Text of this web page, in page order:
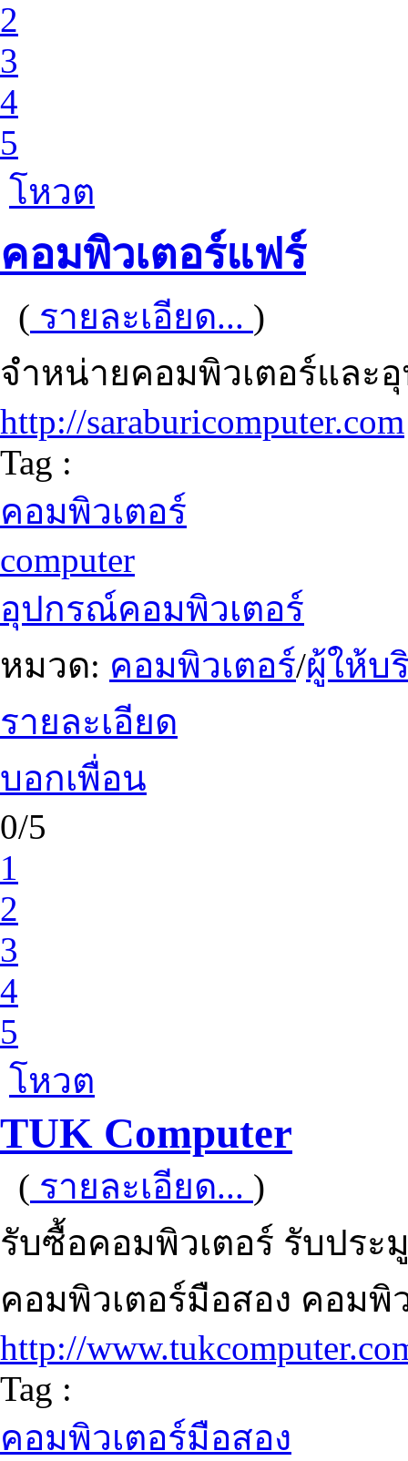
2
3
4
5
โหวต
คอมพิวเตอร์แฟร์
( รายละเอียด... )
จำหน่ายคอมพิวเตอร์และ
http://saraburicomputer.com
Tag :
คอมพิวเตอร์
computer
อุปกรณ์คอมพิวเตอร์
หมวด: คอมพิวเตอร์/ผู้ให้บ
รายละเอียด
บอกเพื่อน
0/5
1
2
3
4
5
โหวต
TUK Computer
( รายละเอียด... )
รับซื้อคอมพิวเตอร์ รับประ
คอมพิวเตอร์มือสอง คอมพิ
http://
Tag :
คอมพิวเตอร์มือสอง